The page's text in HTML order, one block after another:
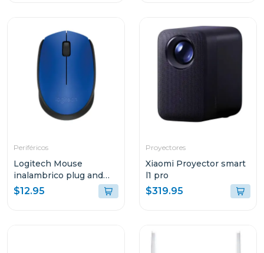
Periféricos
Logitech Mouse
inalambrico plug and
play azul m170
$12.95
Proyectores
Xiaomi Proyector smart
l1 pro
$319.95